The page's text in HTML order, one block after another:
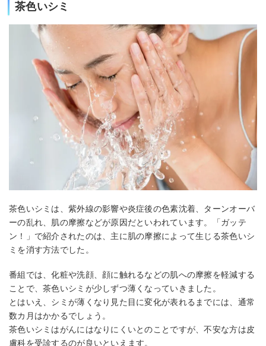
茶色いシミ
茶色いシミは、紫外線の影響や炎症後の色素沈着、ターンオーバ
ーの乱れ、肌の摩擦などが原因だといわれています。「ガッテ
ン！」で紹介されたのは、主に肌の摩擦によって生じる茶色いシ
ミを消す方法でした。
番組では、化粧や洗顔、顔に触れるなどの肌への摩擦を軽減する
ことで、茶色いシミが少しずつ薄くなっていきました。
とはいえ、シミが薄くなり見た目に変化が表れるまでには、通常
数カ月はかかるでしょう。
茶色いシミはがんにはなりにくいとのことですが、不安な方は皮
膚科を受診するのが良いといえます。